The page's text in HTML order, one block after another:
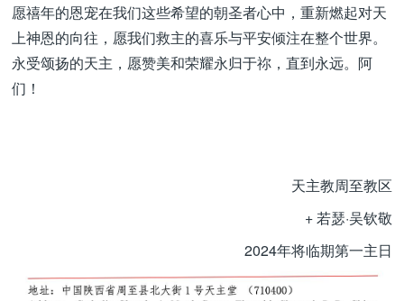
愿禧年的恩宠在我们这些希望的朝圣者心中，重新燃起对天
上神恩的向往，愿我们救主的喜乐与平安倾注在整个世界。
永受颂扬的天主，愿赞美和荣耀永归于祢，直到永远。阿
们！
天主教周至教区
+ 若瑟·吴钦敬
2024年将临期第一主日